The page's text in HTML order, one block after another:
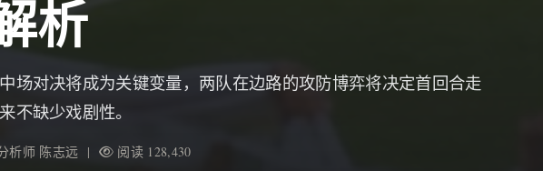
析
场对决将成为关键变量，两队在边路的攻防博弈将决定首回合走
不缺少戏剧性。
析师 陈志远 | 阅读 128,430